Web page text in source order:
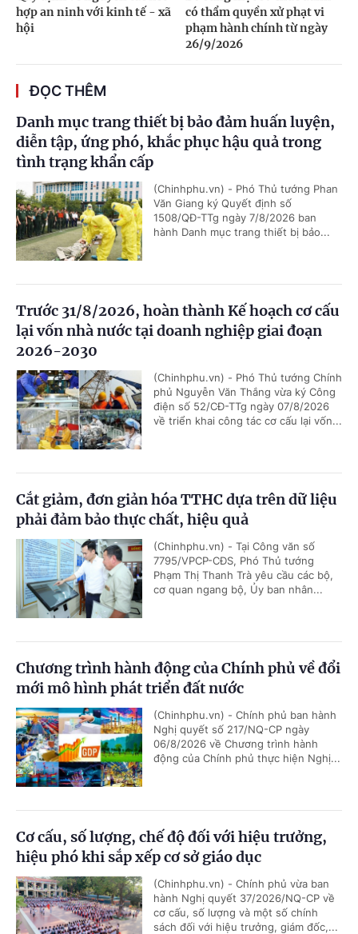
hợp an ninh với kinh tế - xã
hội
có thẩm quyền xử phạt vi
phạm hành chính từ ngày
26/9/2026
ĐỌC THÊM
Danh mục trang thiết bị bảo đảm huấn luyện,
diễn tập, ứng phó, khắc phục hậu quả trong
tình trạng khẩn cấp
(Chinhphu.vn) - Phó Thủ tướng Phan
Văn Giang ký Quyết định số
1508/QĐ-TTg ngày 7/8/2026 ban
hành Danh mục trang thiết bị bảo...
Trước 31/8/2026, hoàn thành Kế hoạch cơ cấu
lại vốn nhà nước tại doanh nghiệp giai đoạn
2026-2030
(Chinhphu.vn) - Phó Thủ tướng Chính
phủ Nguyễn Văn Thắng vừa ký Công
điện số 52/CĐ-TTg ngày 07/8/2026
về triển khai công tác cơ cấu lại vốn...
Cắt giảm, đơn giản hóa TTHC dựa trên dữ liệu
phải đảm bảo thực chất, hiệu quả
(Chinhphu.vn) - Tại Công văn số
7795/VPCP-CĐS, Phó Thủ tướng
Phạm Thị Thanh Trà yêu cầu các bộ,
cơ quan ngang bộ, Ủy ban nhân...
Chương trình hành động của Chính phủ về đổi
mới mô hình phát triển đất nước
(Chinhphu.vn) - Chính phủ ban hành
Nghị quyết số 217/NQ-CP ngày
06/8/2026 về Chương trình hành
động của Chính phủ thực hiện Nghị...
Cơ cấu, số lượng, chế độ đối với hiệu trưởng,
hiệu phó khi sắp xếp cơ sở giáo dục
(Chinhphu.vn) - Chính phủ vừa ban
hành Nghị quyết 37/2026/NQ-CP về
cơ cấu, số lượng và một số chính
sách đối với hiệu trưởng, giám đốc,...